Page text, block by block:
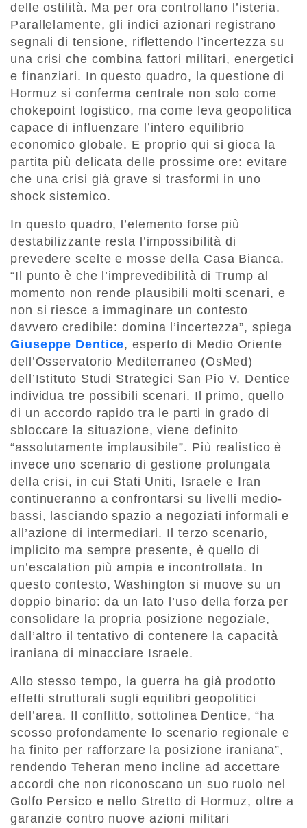
delle ostilità. Ma per ora controllano l’isteria.
Parallelamente, gli indici azionari registrano
segnali di tensione, riflettendo l’incertezza su
una crisi che combina fattori militari, energetici
e finanziari. In questo quadro, la questione di
Hormuz si conferma centrale non solo come
chokepoint logistico, ma come leva geopolitica
capace di influenzare l’intero equilibrio
economico globale. E proprio qui si gioca la
partita più delicata delle prossime ore: evitare
che una crisi già grave si trasformi in uno
shock sistemico.
In questo quadro, l’elemento forse più
destabilizzante resta l’impossibilità di
prevedere scelte e mosse della Casa Bianca.
“Il punto è che l’imprevedibilità di Trump al
momento non rende plausibili molti scenari, e
non si riesce a immaginare un contesto
davvero credibile: domina l’incertezza”, spiega
Giuseppe Dentice, esperto di Medio Oriente
dell’Osservatorio Mediterraneo (OsMed)
dell’Istituto Studi Strategici San Pio V. Dentice
individua tre possibili scenari. Il primo, quello
di un accordo rapido tra le parti in grado di
sbloccare la situazione, viene definito
“assolutamente implausibile”. Più realistico è
invece uno scenario di gestione prolungata
della crisi, in cui Stati Uniti, Israele e Iran
continueranno a confrontarsi su livelli medio-
bassi, lasciando spazio a negoziati informali e
all’azione di intermediari. Il terzo scenario,
implicito ma sempre presente, è quello di
un’escalation più ampia e incontrollata. In
questo contesto, Washington si muove su un
doppio binario: da un lato l’uso della forza per
consolidare la propria posizione negoziale,
dall’altro il tentativo di contenere la capacità
iraniana di minacciare Israele.
Allo stesso tempo, la guerra ha già prodotto
effetti strutturali sugli equilibri geopolitici
dell’area. Il conflitto, sottolinea Dentice, “ha
scosso profondamente lo scenario regionale e
ha finito per rafforzare la posizione iraniana”,
rendendo Teheran meno incline ad accettare
accordi che non riconoscano un suo ruolo nel
Golfo Persico e nello Stretto di Hormuz, oltre a
garanzie contro nuove azioni militari